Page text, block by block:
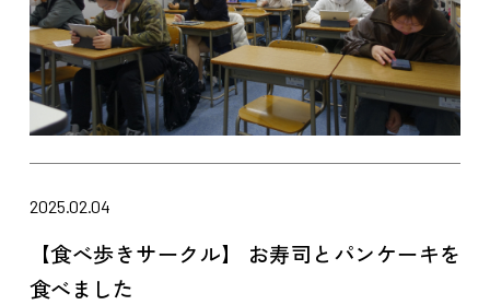
2025.02.04
【食べ歩きサークル】 お寿司とパンケーキを
食べました